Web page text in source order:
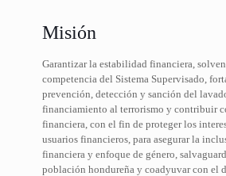
Misión
Garantizar la estabilidad financiera,
competencia del Sistema Supervisado,
prevención, detección y sanción del
financiamiento al terrorismo y contribuir
financiera, con el fin de proteger los
usuarios financieros, para asegurar la
financiera y enfoque de género,
población hondureña y coadyuvar con el